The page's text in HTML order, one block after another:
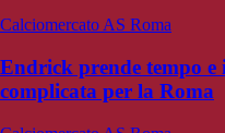
Calciomercato AS Roma
Endrick prende tempo e
complicata per la Roma